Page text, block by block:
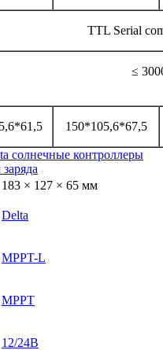
TTL Serial
≤
150*105,6*67,5
солнечные контроллеры
183 × 127 × 65 мм
Delta
MPPT-L
MPPT
12/24В